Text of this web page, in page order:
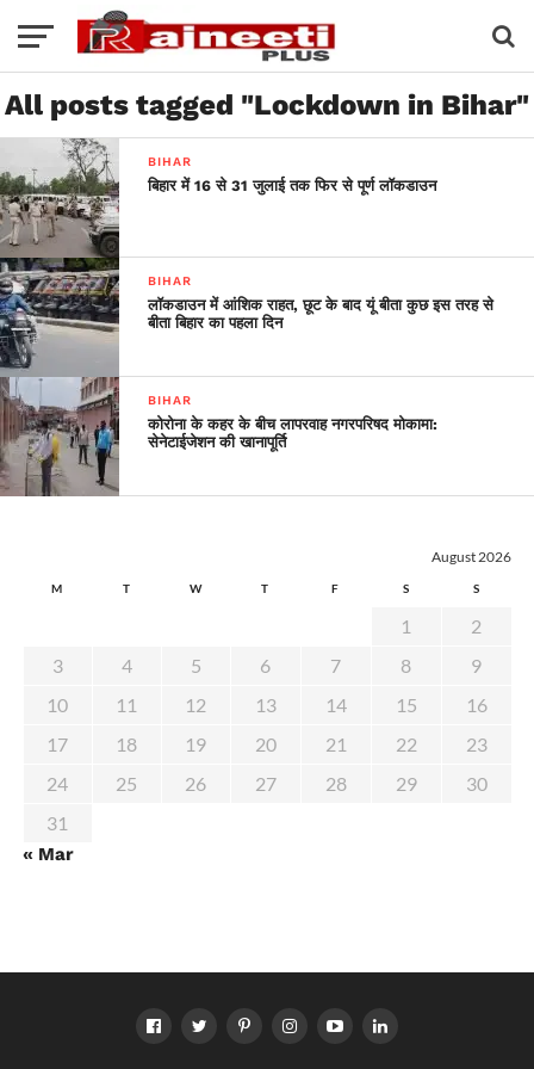
All posts tagged "Lockdown in Bihar"
BIHAR
बिहार में 16 से 31 जुलाई तक फिर से पूर्ण लॉकडाउन
BIHAR
लॉकडाउन में आंशिक राहत, छूट के बाद यूं बीता कुछ इस तरह से
बीता बिहार का पहला दिन
BIHAR
कोरोना के कहर के बीच लापरवाह नगरपरिषद मोकामा:
सेनेटाईजेशन की खानापूर्ति
August 2026
M T W T F S S
1
2
3
4 5 6 7 8
9
10
11 12 13 14 15
16
17
18 19 20 21 22
23
24
25 26 27 28 29
30
31
« Mar